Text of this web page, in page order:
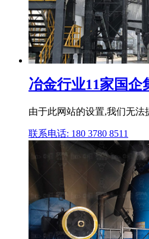
冶金行业11家国企
由于此网站的设置,我们无法
联系电话: 180 3780 8511